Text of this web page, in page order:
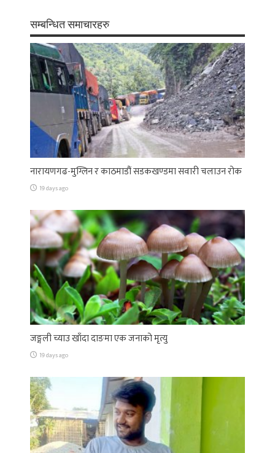
सम्बन्धित समाचारहरु
नारायणगढ-मुग्लिन र काठमाडौं सडकखण्डमा सवारी चलाउन रोक
19 days ago
जङ्गली च्याउ खाँदा दाङमा एक जनाको मृत्यु
19 days ago